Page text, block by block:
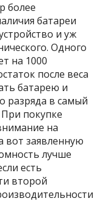
более
батареи
и уж
Одного
на 1000
после веса
батарею и
разряда в самый
покупке
на
вот заявленную
лучше
есть
второй